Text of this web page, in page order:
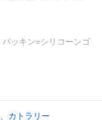
ッキン=シリコーンゴ
カトラリー